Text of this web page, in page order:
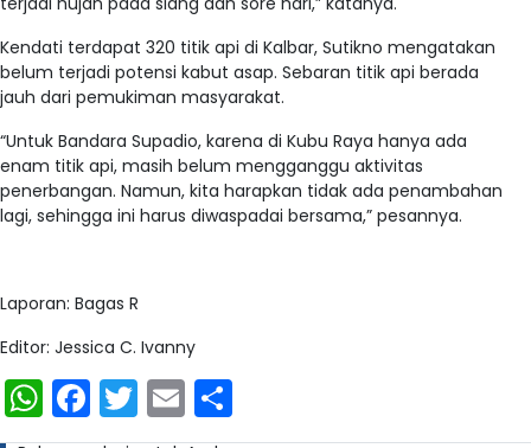
Kendati terdapat 320 titik api di Kalbar, Sutikno mengatakan
belum terjadi potensi kabut asap. Sebaran titik api berada
jauh dari pemukiman masyarakat.
“Untuk Bandara Supadio, karena di Kubu Raya hanya ada
enam titik api, masih belum mengganggu aktivitas
penerbangan. Namun, kita harapkan tidak ada penambahan
lagi, sehingga ini harus diwaspadai bersama,” pesannya.
Laporan: Bagas R
Editor: Jessica C. Ivanny
WhatsApp
Facebook
Twitter
Email